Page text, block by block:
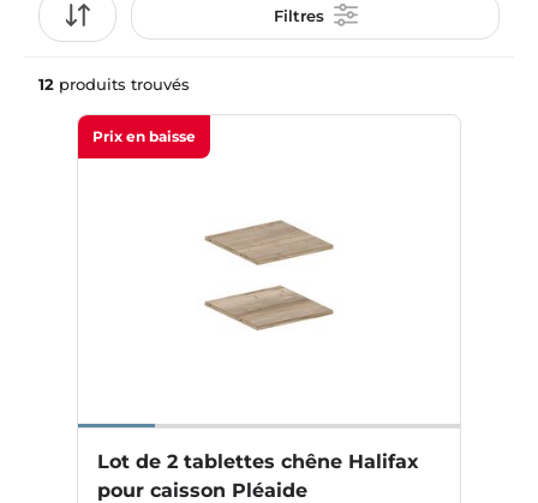
Filtres
12 produits trouvés
Prix en baisse
Lot de 2 tablettes chêne Halifax
pour caisson Pléaide